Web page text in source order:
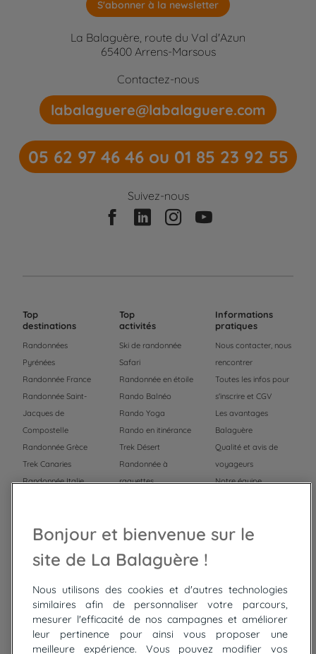
S'abonner à la newsletter
La Balaguère, route du Val d'Azun
65400 Arrens-Marsous
Contactez-nous
labalaguere@labalaguere.com
05 62 97 46 46 ou 01 85 23 92 55
Suivez-nous
Top
destinations
Randonnées
Pyrénées
Randonnée France
Randonnée Saint-
Jacques de
Compostelle
Randonnée Grèce
Trek Canaries
Randonnée Italie
Trek Mauritanie
Top
activités
Ski de randonnée
Safari
Randonnée en étoile
Rando Balnéo
Rando Yoga
Rando en itinérance
Trek Désert
Randonnée à
raquettes
Trek
Informations
pratiques
Nous contacter, nous
rencontrer
Toutes les infos pour
s'inscrire et CGV
Les avantages
Balaguère
Qualité et avis de
voyageurs
Notre équipe
Top
circuits
Tour du lac de Constance à vélo
Cyclades : Amorgos et Naxos
Bonjour et bienvenue sur le
site de La Balaguère !
Nous utilisons des cookies et d'autres technologies
similaires afin de personnaliser votre parcours,
mesurer l'efficacité de nos campagnes et améliorer
leur pertinence pour ainsi vous proposer une
meilleure expérience. Vous pouvez modifier vos